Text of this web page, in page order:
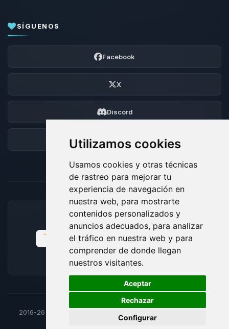
Utilizamos cookies
Usamos cookies y otras técnicas
de rastreo para mejorar tu
experiencia de navegación en
nuestra web, para mostrarte
contenidos personalizados y
anuncios adecuados, para analizar
el tráfico en nuestra web y para
comprender de donde llegan
nuestros visitantes.
Aceptar
Rechazar
Configurar
SÍGUENOS
Facebook
X
Discord
Foro
MÉTODOS DE PAGO ACEPTADOS
2016-26
ByteLogic
🍪